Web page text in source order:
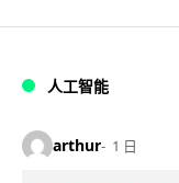
人工智能
arthur 1 日